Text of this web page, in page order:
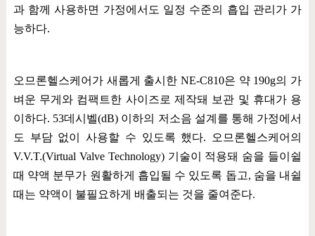
과 함께 사용하면 가정에서도 일정 수준의 흡입 관리가 가
능하다.
오므론헬스케어가 새롭게 출시한 NE-C810은 약 190g의 가
벼운 무게와 컴팩트한 사이즈로 제작돼 보관 및 휴대가 용
이하다. 53데시벨(dB) 이하의 저소음 설계를 통해 가정에서
도 부담 없이 사용할 수 있도록 했다.
오므론헬스케어의
V.V.T.(Virtual Valve Technology) 기술이 적용돼 숨을 들이쉴
때 약액 분무가 원활하게 흡입될 수 있도록 돕고, 숨을 내쉴
때는 약액이 불필요하게 배출되는 것을 줄여준다.